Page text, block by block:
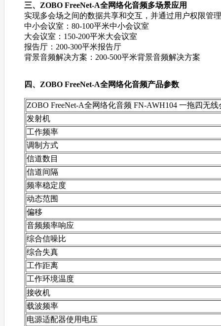
三、 ZOBO FreeNet-A全网络化音频多场景应用
实现多会场之间的数据共享和交互，并通过用户权限管
中小会议室：80-100平米中小会议室
大会议室：150-200平米大会议室
报告厅：200-300平米报告厅
背景音频解决方案：200-500平米背景音频解决方案
四、 ZOBO FreeNet-A全网络化音频产品参数
ZOBO FreeNet-A全网络化音频 FN-AWH104 一拖四无线
发射机
工作频率
调制方式
信道数目
信道间隔
频率稳定度
动态范围
偏移
音频频率响应
综合信噪比
综合失真
工作距离
工作环境温度
接收机
载波频率
电源适配器使用电压